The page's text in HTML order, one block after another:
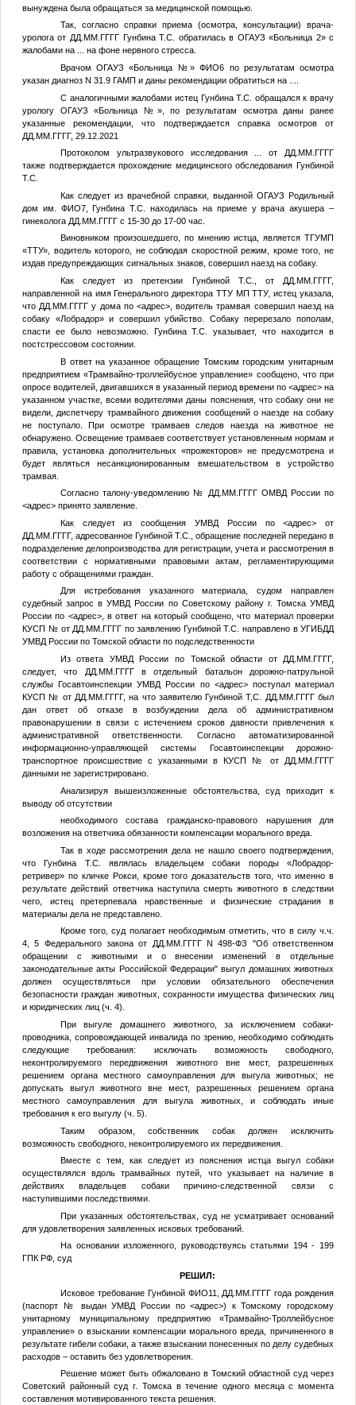
вынуждена была обращаться за медицинской помощью.
Так, согласно справки приема (осмотра, консультации) врача-
уролога от ДД.ММ.ГГГГ Гунбина Т.С. обратилась в ОГАУЗ «Больница 2» с
жалобами на ... на фоне нервного стресса.
Врачом ОГАУЗ «Больница
№»ФИО6 по результатам осмотра
указан диагноз N 31.9 ГАМП и даны рекомендации обратиться на
С аналогичными жалобами истец Гунбина Т.С. обращался к врачу
урологу ОГАУЗ «Больница № », по результатам осмотра даны ранее
указанные рекомендации, что подтверждается справка осмотров от
ДД.ММ.ГГГГ, 29.12.2021
Протоколом ультразвукового исследования
от ДД.ММ.ГГГГ
также подтверждается прохождение медицинского обследования Гунбиной
Т.С.
Как следует из врачебной справки, выданной ОГАУЗ Родильный
дом им. ФИО7, Гунбина Т.С. находилась на приеме у врача акушера –
гинеколога ДД.ММ.ГГГГс 15-30 до 17-00 час.
Виновником произошедшего, по мнению истца, является ТГУМП
«ТТУ», водитель которого, не соблюдая скоростной режим, кроме того, не
издав предупреждающих сигнальных знаков, совершил наезд на собаку.
Как следует из претензии Гунбиной Т.С., от ДД.ММ.ГГГГ,
направленной на имя Генерального директора ТТУ МП ТТУ, истец указала,
что ДД.ММ.ГГГГ у дома по <адрес> , водитель трамвая совершил наезд на
собаку «Лобрадор» и совершил убийство. Собаку перерезало пополам,
спасти ее было невозможно. Гунбина Т.С. указывает, что находится в
постстрессовом состоянии.
В ответ на указанное обращение Томским городским унитарным
предприятием «Трамвайно-троллейбусное управление» сообщено, что при
опросе водителей, двигавшихся в указанный период времени по<адрес> на
указанном участке, всеми водителями даны пояснения, что собаку они не
видели, диспетчеру трамвайного движения сообщений о наезде на собаку
не поступало. При осмотре трамваев следов наезда на животное не
обнаружено. Освещение трамваев соответствует установленным нормам и
правила, установка дополнительных «прожекторов» не предусмотрена и
будет являться несанкционированным вмешательством в устройство
трамвая.
Согласно талону-уведомлению № ДД.ММ.ГГГГ ОМВД России по
<адрес>принято заявление.
Как следует из сообщения УМВД России по<адрес> от
ДД.ММ.ГГГГ, адресованное Гунбиной Т.С., обращение последней передано в
подразделение делопроизводства для регистрации, учета и рассмотрения в
соответствии с нормативными правовыми актам, регламентирующими
работу с обращениями граждан.
Для истребования указанного материала, судом направлен
судебный запрос в УМВД России по Советскому району г. Томска УМВД
России по <адрес>, в ответ на который сообщено, что материал проверки
КУСП № отДД.ММ.ГГГГ по заявлению Гунбиной Т.С. направлено в УГИБДД
УМВД России по Томской области по подследственности
Из ответа УМВД России по Томской области от ДД.ММ.ГГГГ,
следует, что
ДД.ММ.ГГГГв отдельный батальон дорожно-патрульной
службы Госавтоинспекции УМВД России по <адрес>поступал материал
КУСП № от ДД.ММ.ГГГГ, на что заявителю Гунбиной Т,С. ДД.ММ.ГГГГбыл
дан ответ об отказе в возбуждении дела об административном
правонарушении в связи с истечением сроков давности привлечения к
административной ответственности. Согласно автоматизированной
информационно-управляющей системы Госавтоинспекции дорожно-
транспортное происшествие с указанными в КУСП № от ДД.ММ.ГГГГ
данными не зарегистрировано.
Анализируя вышеизложенные обстоятельства, суд приходит к
выводу об отсутствии
необходимого состава гражданско-правового нарушения для
возложения на ответчика обязанности компенсации морального вреда.
Так в ходе рассмотрения дела не нашло своего подтверждения,
что Гунбина Т.С. являлась владельцем собаки породы «Лобрадор-
ретривер» по кличке Рокси, кроме того доказательств того, что именно в
результате действий ответчика наступила смерть животного в следствии
чего, истец претерпевала нравственные и физические страдания в
материалы дела не представлено.
Кроме того, суд полагает необходимым отметить, что в силу ч.ч.
4, 5 Федерального закона от
ДД.ММ.ГГГГN 498-ФЗ "Об ответственном
обращении с животными и о внесении изменений в отдельные
законодательные акты Российской Федерации" выгул домашних животных
должен осуществляться при условии обязательного обеспечения
безопасности граждан животных, сохранности имущества физических лиц
и юридических лиц (ч. 4).
При выгуле домашнего животного, за исключением собаки-
проводника, сопровождающей инвалида по зрению, необходимо соблюдать
следующие требования: исключать возможность свободного,
неконтролируемого передвижения животного вне мест, разрешенных
решением органа местного самоуправления для выгула животных; не
допускать выгул животного вне мест, разрешенных решением органа
местного самоуправления для выгула животных, и соблюдать иные
требования к его выгулу (ч. 5).
Таким образом, собственник собак должен исключить
возможность свободного, неконтролируемого их передвижения.
Вместе с тем, как следует из пояснения истца выгул собаки
осуществлялся вдоль трамвайных путей, что указывает на наличие в
действиях владельцев собаки причино-следственной связи с
наступившими последствиями.
При указанных обстоятельствах, суд не усматривает оснований
для удовлетворения заявленных исковых требований.
На основании изложенного, руководствуясь статьями 194 - 199
ГПК РФ, суд
РЕШИЛ:
Исковое требование Гунбиной ФИО11 ДД.ММ.ГГГГ года рождения
(паспорт
№ выдан УМВД России по<адрес>) к Томскому городскому
унитарному муниципальному предприятию «Трамвайно-Троллейбусное
управление» о взыскании компенсации морального вреда, причиненного в
результате гибели собаки, а также взыскании понесенных по делу судебных
расходов – оставить без удовлетворения.
Решение может быть обжаловано в Томский областной суд через
Советский районный суд г. Томска в течение одного месяца с момента
составления мотивированного текста решения.